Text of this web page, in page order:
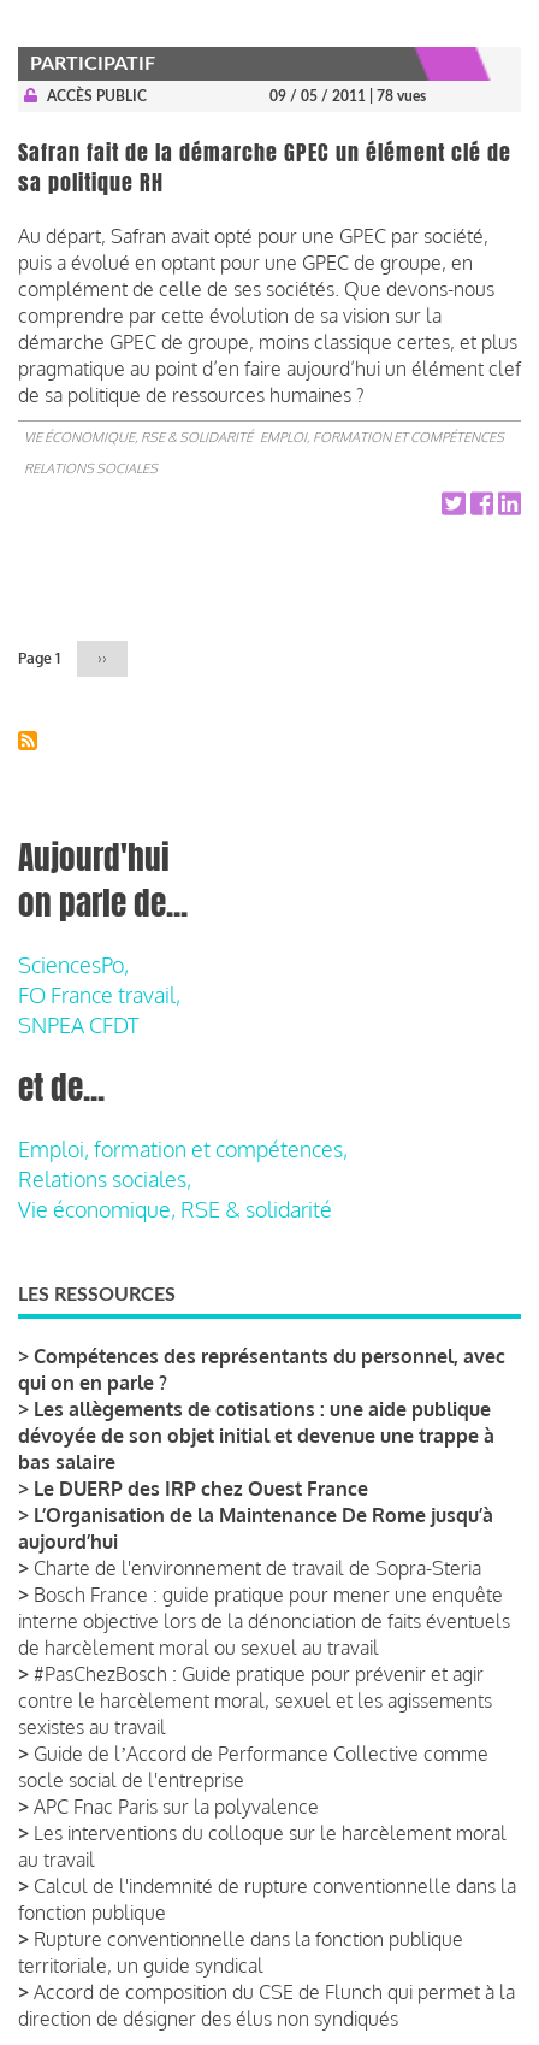
PARTICIPATIF
ACCÈS PUBLIC 09 / 05 / 2011 | 78 vues
Safran fait de la démarche GPEC un élément clé de
sa politique RH
Au départ, Safran avait opté pour une GPEC par société,
puis a évolué en optant pour une GPEC de groupe, en
complément de celle de ses sociétés. Que devons-nous
comprendre par cette évolution de sa vision sur la
démarche GPEC de groupe, moins classique certes, et plus
pragmatique au point d’en faire aujourd’hui un élément clef
de sa politique de ressources humaines ?
VIE ÉCONOMIQUE, RSE & SOLIDARITÉ EMPLOI, FORMATION ET COMPÉTENCES
RELATIONS SOCIALES
Page 1
Page
››
Aujourd'hui
on parle de...
SciencesPo,
FO France travail,
SNPEA CFDT
et de...
Emploi, formation et compétences,
Relations sociales,
Vie économique, RSE & solidarité
LES RESSOURCES
> Compétences des représentants du personnel, avec
qui on en parle ?
> Les allègements de cotisations : une aide publique
dévoyée de son objet initial et devenue une trappe à
bas salaire
> Le DUERP des IRP chez Ouest France
> L’Organisation de la Maintenance De Rome jusqu’à
aujourd’hui
> Charte de l'environnement de travail de Sopra-Steria
> Bosch France : guide pratique pour mener une enquête
interne objective lors de la dénonciation de faits éventuels
de harcèlement moral ou sexuel au travail
> #PasChezBosch : Guide pratique pour prévenir et agir
contre le harcèlement moral, sexuel et les agissements
sexistes au travail
> Guide de lʼAccord de Performance Collective comme
socle social de l'entreprise
> APC Fnac Paris sur la polyvalence
> Les interventions du colloque sur le harcèlement moral
au travail
> Calcul de l'indemnité de rupture conventionnelle dans la
fonction publique
> Rupture conventionnelle dans la fonction publique
territoriale, un guide syndical
> Accord de composition du CSE de Flunch qui permet à la
direction de désigner des élus non syndiqués